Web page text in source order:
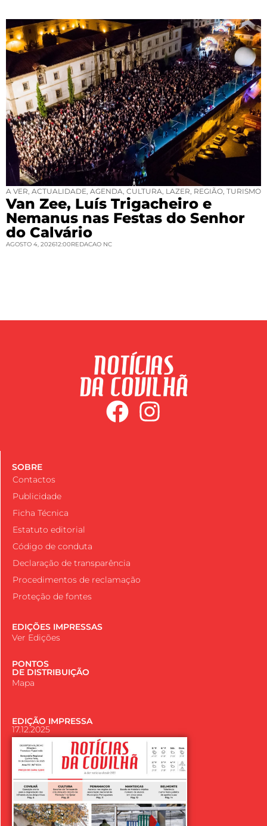
A VER ACTUALIDADE AGENDA CULTURA LAZER REGIÃO TURISMO
Van Zee, Luís Trigacheiro e
Nemanus nas Festas do Senhor
do Calvário
AGOSTO 4, 202612:00REDACAO NC
SOBRE
Contactos
Publicidade
Ficha Técnica
Estatuto editorial
Código de conduta
Declaração de transparência
Procedimentos de reclamação
Proteção de fontes
EDIÇÕES IMPRESSAS
Ver Edições
PONTOS
DE DISTRIBUIÇÃO
Mapa
EDIÇÃO IMPRESSA
17.12.2025